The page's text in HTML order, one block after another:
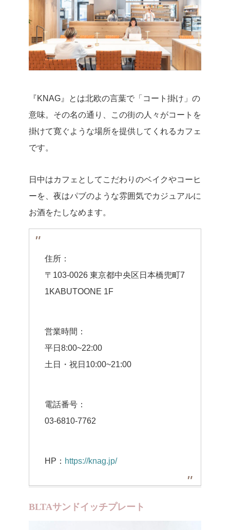
『KNAG』とは北欧の言葉で「コート掛け」の
意味。その名の通り、この街の人々がコートを
掛けて寛ぐような場所を提供してくれるカフェ
です。
日中はカフェとしてこだわりのベイクやコーヒ
ーを、夜はパブのような雰囲気でカジュアルに
お酒をたしなめます。
住所：
〒103-0026 東京都中央区日本橋兜町7
1KABUTOONE 1F
営業時間：
平日8:00~22:00
土日・祝日10:00~21:00
電話番号：
03-6810-7762
HP： https://knag.jp/
BLTAサンドイッチプレート